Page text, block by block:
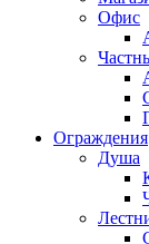
Офис
Ограждения
Душа